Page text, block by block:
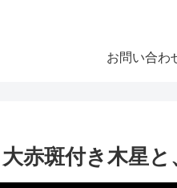
お問い合わ
大赤斑付き木星